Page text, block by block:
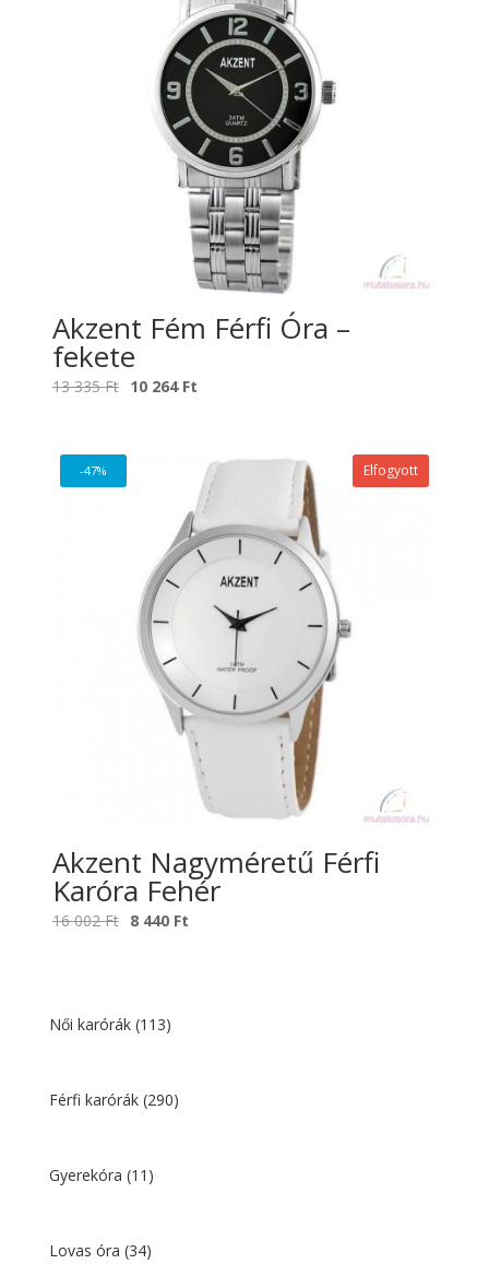
Akzent Fém Férfi Óra –
fekete
13 335Ft Original
13
335 Ft.
10 264 Ft
10
264 Ft.
-47% Elfogyott
Akzent Nagyméretű Férfi
Karóra Fehér
16 002Ft Original
002 Ft.
8 440 Ft
Női karórák (113)
Férfi karórák (290)
Gyerekóra (11)
Lovas óra (34)